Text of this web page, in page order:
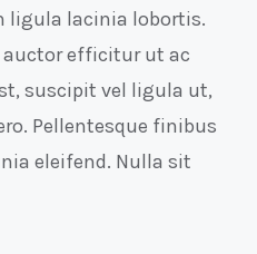
ligula lacinia lobortis.
efficitur ut ac
suscipit vel ligula ut,
Pellentesque finibus
eleifend. Nulla sit